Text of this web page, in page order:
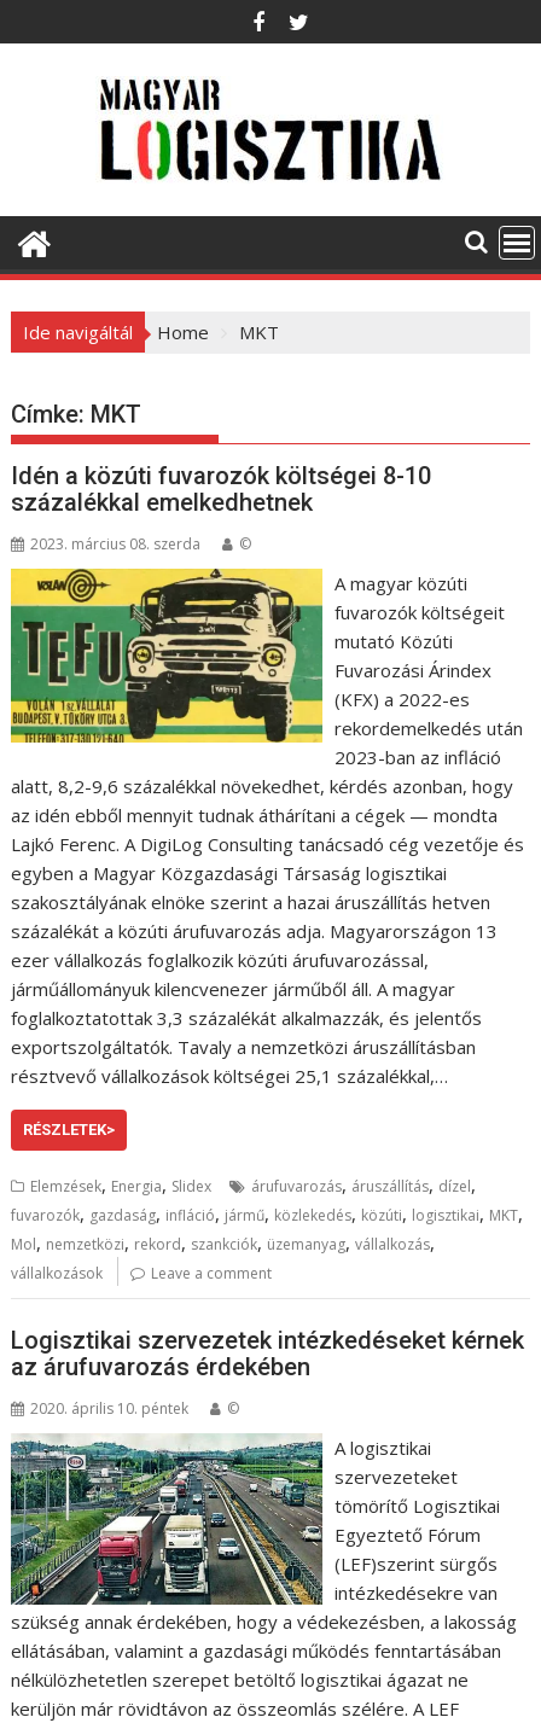
k
o
t
Ide navigáltál Home MKT
Címke: MKT
Idén a közúti fuvarozók költségei 8-10
százalékkal emelkedhetnek
2023. március 08. szerda ©
A magyar közúti
fuvarozók költségeit
mutató Közúti
Fuvarozási Árindex
(KFX) a 2022-es
rekordemelkedés után
2023-ban az infláció
alatt, 8,2-9,6 százalékkal növekedhet, kérdés azonban, hogy
az idén ebből mennyit tudnak áthárítani a cégek — mondta
Lajkó Ferenc. A DigiLog Consulting tanácsadó cég vezetője és
egyben a Magyar Közgazdasági Társaság logisztikai
szakosztályának elnöke szerint a hazai áruszállítás hetven
százalékát a közúti árufuvarozás adja. Magyarországon 13
ezer vállalkozás foglalkozik közúti árufuvarozással,
járműállományuk kilencvenezer járműből áll. A magyar
foglalkoztatottak 3,3 százalékát alkalmazzák, és jelentős
exportszolgáltatók. Tavaly a nemzetközi áruszállításban
résztvevő vállalkozások költségei 25,1 százalékkal,…
RÉSZLETEK>
Elemzések, Energia, Slidex árufuvarozás, áruszállítás, dízel,
fuvarozók, gazdaság, infláció, jármű, közlekedés, közúti, logisztikai, MKT,
Mol, nemzetközi, rekord, szankciók, üzemanyag,vállalkozás,
vállalkozások Leave a comment
Logisztikai szervezetek intézkedéseket kérnek
az árufuvarozás érdekében
2020. április 10. péntek ©
A logisztikai
szervezeteket
tömörítő Logisztikai
Egyeztető Fórum
(LEF)szerint sürgős
intézkedésekre van
szükség annak érdekében, hogy a védekezésben, a lakosság
ellátásában, valamint a gazdasági működés fenntartásában
nélkülözhetetlen szerepet betöltő logisztikai ágazat ne
kerüljön már rövidtávon az összeomlás szélére. A LEF